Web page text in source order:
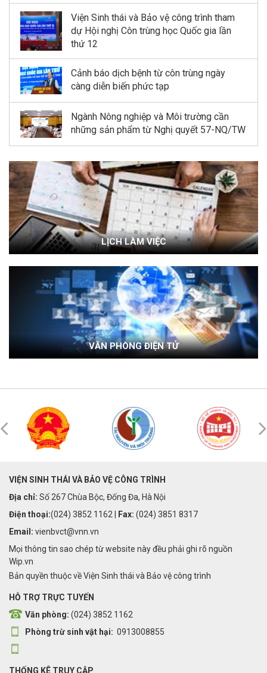
Viện Sinh thái và Bảo vệ công trình tham
dự Hội nghị Côn trùng học Quốc gia lần
thứ 12
Cảnh báo dịch bệnh từ côn trùng ngày
càng diễn biến phức tạp
Ngành Nông nghiệp và Môi trường cần
những sản phẩm từ Nghị quyết 57-NQ/TW
LỊCH LÀM VIỆC
VĂN PHÒNG ĐIỆN TỬ
VIỆN SINH THÁI VÀ BẢO VỆ CÔNG TRÌNH
Địa chỉ: Số 267 Chùa Bộc, Đống Đa, Hà Nội
Điện thoại:(024) 3852 1162 | Fax: (024) 3851 8317
Email: vienbvct@vnn.vn
Mọi thông tin sao chép từ website này đều phải ghi rõ nguồn
Wip.vn
Bản quyền thuộc về Viện Sinh thái và Bảo vệ công trình
HỖ TRỢ TRỰC TUYẾN
Văn phòng: (024) 3852 1162
Phòng trừ sinh vật hại: 0913008855
THỐNG KÊ TRUY CẬP